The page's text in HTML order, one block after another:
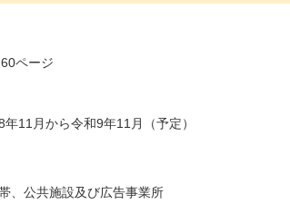
ページ
11月から令和9年11月（予定）
、公共施設及び広告事業所